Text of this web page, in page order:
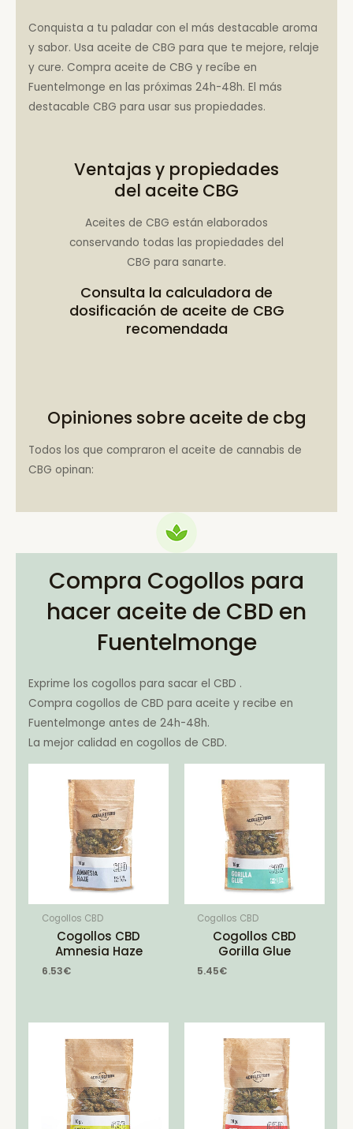
Conquista a tu paladar con el más destacable aroma
y sabor. Usa aceite de CBG para que te mejore, relaje
y cure. Compra aceite de CBG y recíbe en
Fuentelmonge en las próximas 24h-48h. El más
destacable CBG para usar sus propiedades.
Ventajas y propiedades
del aceite CBG
Aceites de CBG están elaborados
conservando todas las propiedades del
CBG para sanarte.
Consulta la calculadora de
dosificación de aceite de CBG
recomendada
Opiniones sobre aceite de cbg
Todos los que compraron el aceite de cannabis de
CBG opinan:
Compra Cogollos para
hacer aceite de CBD en
Fuentelmonge
Exprime los cogollos para sacar el CBD .
Compra cogollos de CBD para aceite y recibe en
Fuentelmonge antes de 24h-48h.
La mejor calidad en cogollos de CBD.
Cogollos CBD
Cogollos CBD
Amnesia Haze
6.53€
Cogollos CBD
Cogollos CBD
Gorilla Glue
5.45€